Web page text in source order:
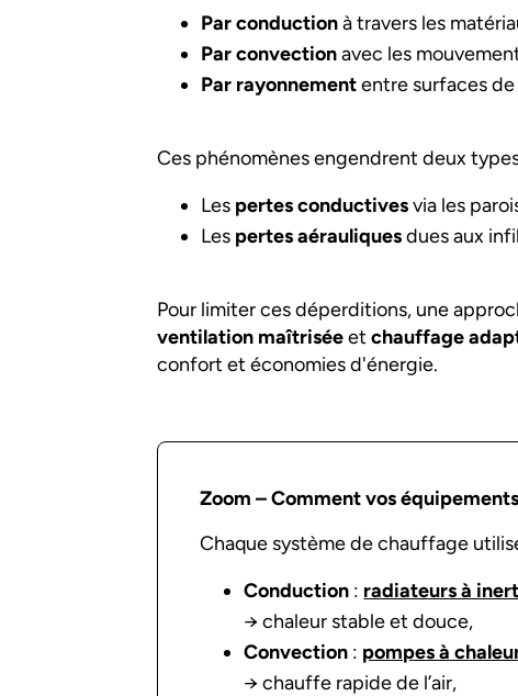
Par conductionà travers les
Par convectionavec les
Par rayonnemententre surfaces
Ces phénomènes engendrent deux
Les pertes conductivesvia les
Les pertes aérauliquesdues aux
Pour limiter ces déperditions, une
ventilation maîtriséeet chauffage
confort et économies d'énergie.
Zoom – Comment vos
Chaque système de chauffage
Conduction : radiateurs à
→ chaleur stable et douce,
Convection : pompes à
→ chauffe rapide de l’air,